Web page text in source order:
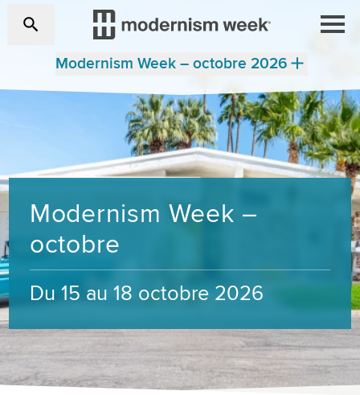
Modernism Week – octobre 2026
Modernism Week –
octobre
Du 15 au 18 octobre 2026